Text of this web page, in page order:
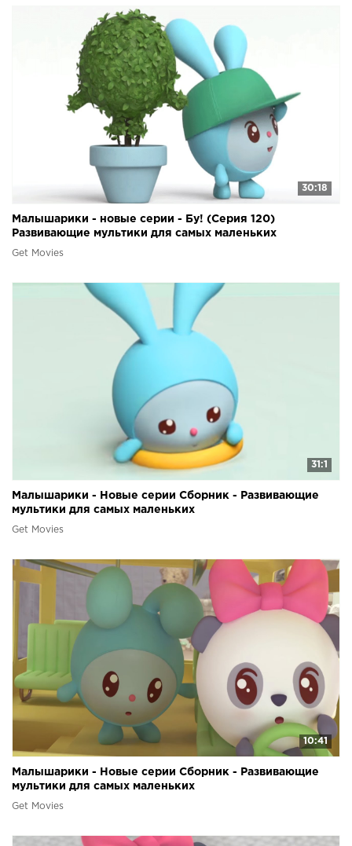
30:18
Малышарики - новые серии - Бу! (Серия 120)
Развивающие мультики для самых маленьких
Get Movies
31:1
Малышарики - Новые серии Сборник - Развивающие
мультики для самых маленьких
Get Movies
10:41
Малышарики - Новые серии Сборник - Развивающие
мультики для самых маленьких
Get Movies